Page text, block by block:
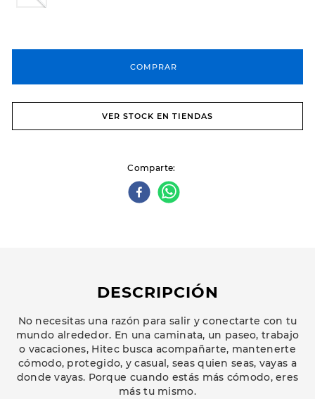
COMPRAR
VER STOCK EN TIENDAS
Comparte
DESCRIPCIÓN
No necesitas una razón para salir y conectarte con tu
mundo alrededor. En una caminata, un paseo, trabajo
o vacaciones, Hitec busca acompañarte, mantenerte
cómodo, protegido, y casual, seas quien seas, vayas a
donde vayas. Porque cuando estás más cómodo, eres
más tu mismo.